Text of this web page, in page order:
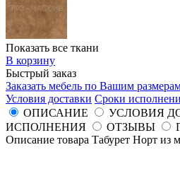
Показать все ткани
В корзину
Быстрый заказ
Заказать мебель по Вашим
Условия доставки Сроки
ОПИСАНИЕ
УСЛОВИЯ
ИСПОЛНЕНИЯ
ОТЗЫВЫ
Описание товара Табурет Норт из